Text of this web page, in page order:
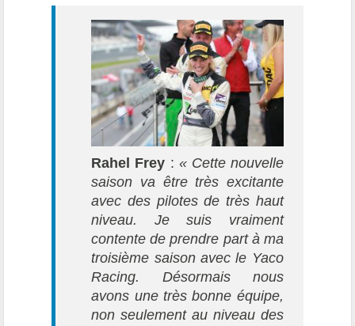
Rahel Frey : « Cette nouvelle
saison va être très excitante
avec des pilotes de très haut
niveau. Je suis vraiment
contente de prendre part à ma
troisième saison avec le Yaco
Racing. Désormais nous
avons une très bonne équipe,
non seulement au niveau des